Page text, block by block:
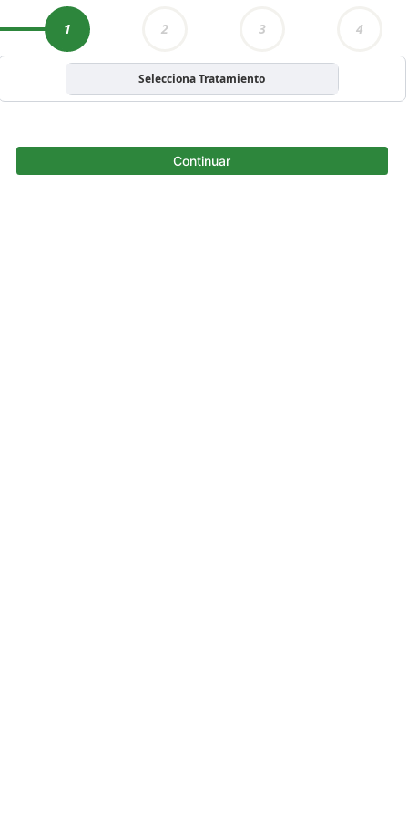
1 2 3 4
Selecciona Tratamiento
Continuar